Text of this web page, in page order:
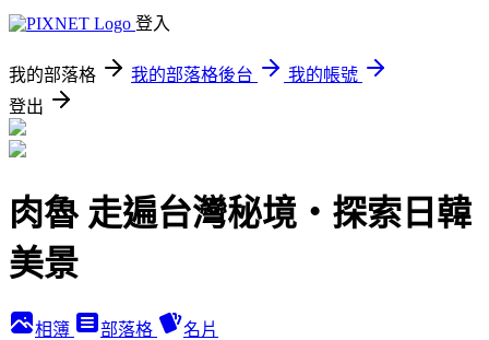
登入
我的部落格 我的部落格後台
我的帳號
登出
肉魯 走遍台灣秘境・探索日韓
美景
相簿 部落格 名片